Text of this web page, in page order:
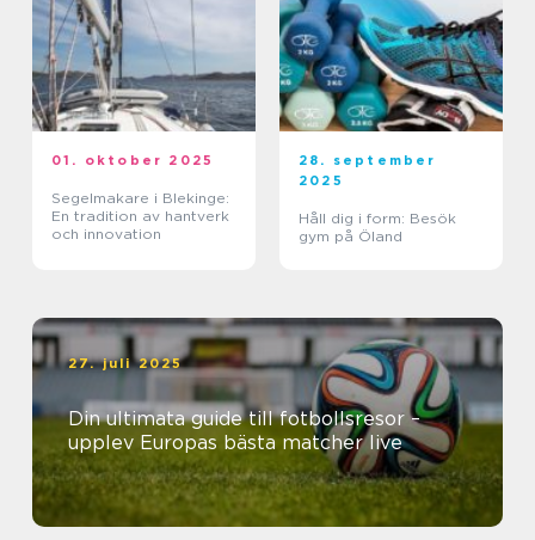
01. oktober 2025
Segelmakare i Blekinge:
En tradition av hantverk
och innovation
28. september
2025
Håll dig i form: Besök
gym på Öland
27. juli 2025
Din ultimata guide till fotbollsresor –
upplev Europas bästa matcher live